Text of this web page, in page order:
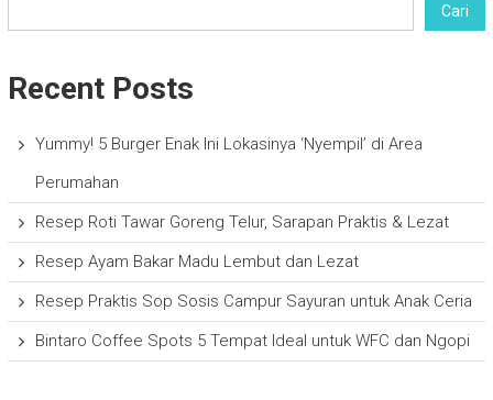
Cari
Recent Posts
Yummy! 5 Burger Enak Ini Lokasinya ‘Nyempil’ di Area
Perumahan
Resep Roti Tawar Goreng Telur, Sarapan Praktis & Lezat
Resep Ayam Bakar Madu Lembut dan Lezat
Resep Praktis Sop Sosis Campur Sayuran untuk Anak Ceria
Bintaro Coffee Spots 5 Tempat Ideal untuk WFC dan Ngopi